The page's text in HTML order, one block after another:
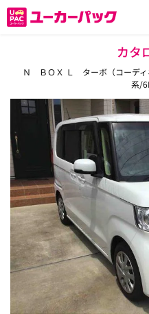
カタ
Ｎ ＢＯＸ Ｌ ターボ（コーディ
系/